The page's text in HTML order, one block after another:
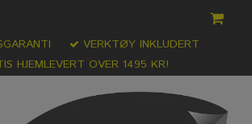
HJEMLEVERT OVER 1495 KR!
VERKTØY INKLUDERT